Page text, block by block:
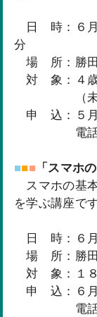
日 時：６月
分
場 所：勝田
対 象：４歳
（未就学
申 込：５月
電話また
■■■ 「スマホ
スマホの基
を学ぶ講座です
日 時：６月
場 所：勝田
対 象：１８
申 込：６月
電話また